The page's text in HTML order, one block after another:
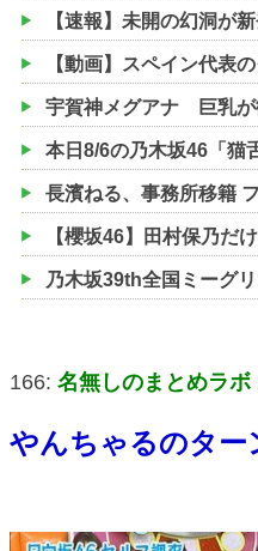
【速報】未開の幻洞が
【動画】スペイン代表
宇賀神メグアナ 巨乳が
本日8/6の乃木坂46「猫
長濱ねる、事務所移籍
【櫻坂46】田村保乃だ
乃木坂39th全国ミーグ
【櫻坂46】ミーグリで
【速報】中村麗乃ちゃ
【朗報】増田三莉音さ
166: 名無しのまとめラボ
やんちゃるのター